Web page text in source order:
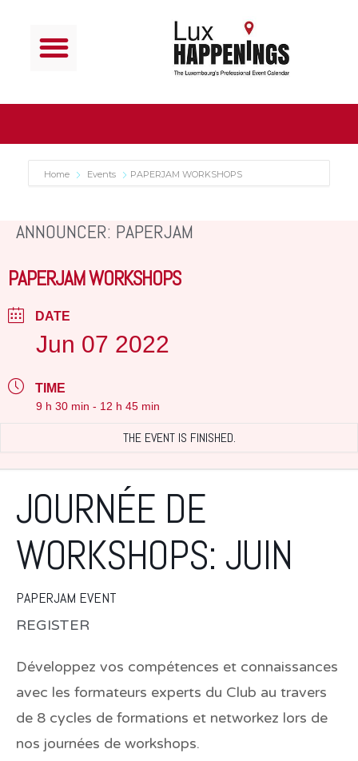
Home Events PAPERJAM WORKSHOPS
ANNOUNCER: PAPERJAM
PAPERJAM WORKSHOPS
DATE
Jun 07 2022
TIME
9 h 30 min - 12 h 45 min
THE EVENT IS FINISHED.
JOURNÉE DE
WORKSHOPS: JUIN
PAPERJAM EVENT
REGISTER
Développez vos compétences et connaissances
avec les formateurs experts du Club au travers
de 8 cycles de formations et networkez lors de
nos journées de workshops.